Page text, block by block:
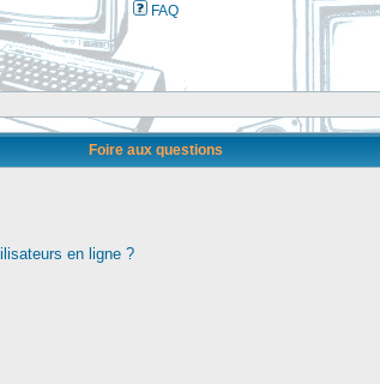
FAQ
Foire aux questions
en ligne ?